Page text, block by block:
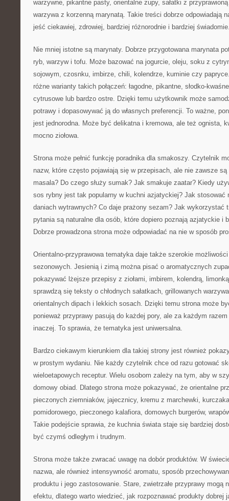
warzywne, pikantne pasty, orientalne zupy, sałatki z
warzywa z korzenną marynatą. Takie treści dobrze odpowiadają
jeść ciekawiej, zdrowiej, bardziej różnorodnie i bardziej
Nie mniej istotne są marynaty. Dobrze przygotowana marynata
ryb, warzyw i tofu. Może bazować na jogurcie, oleju, soku z
sojowym, czosnku, imbirze, chili, kolendrze, kuminie czy
różne warianty takich połączeń: łagodne, pikantne, słodko-
cytrusowe lub bardzo ostre. Dzięki temu użytkownik może
potrawy i dopasowywać ją do własnych preferencji. To ważne,
jest jednorodna. Może być delikatna i kremowa, ale też ognista,
mocno ziołowa.
Strona może pełnić funkcję poradnika dla smakoszy. Czytelnik
nazw, które często pojawiają się w przepisach, ale nie zawsze
masala? Do czego służy sumak? Jak smakuje zaatar? Kiedy
sos rybny jest tak popularny w kuchni azjatyckiej? Jak stosować
daniach wytrawnych? Co daje prażony sezam? Jak wykorzystać
pytania są naturalne dla osób, które dopiero poznają azjatyckie i
Dobrze prowadzona strona może odpowiadać na nie w sposób
Orientalno-przyprawowa tematyka daje także szerokie
sezonowych. Jesienią i zimą można pisać o aromatycznych
pokazywać lżejsze przepisy z ziołami, imbirem, kolendrą,
sprawdzą się teksty o chłodnych sałatkach, grillowanych
orientalnych dipach i lekkich sosach. Dzięki temu strona może
ponieważ przyprawy pasują do każdej pory, ale za każdym
inaczej. To sprawia, że tematyka jest uniwersalna.
Bardzo ciekawym kierunkiem dla takiej strony jest również
w prostym wydaniu. Nie każdy czytelnik chce od razu gotować
wieloetapowych receptur. Wielu osobom zależy na tym, aby w
domowy obiad. Dlatego strona może pokazywać, że orientalne
pieczonych ziemniaków, jajecznicy, kremu z marchewki,
pomidorowego, pieczonego kalafiora, domowych burgerów,
Takie podejście sprawia, że kuchnia świata staje się bardziej
być czymś odległym i trudnym.
Strona może także zwracać uwagę na dobór produktów. W
nazwa, ale również intensywność aromatu, sposób
produktu i jego zastosowanie. Stare, zwietrzałe przyprawy mogą
efektu, dlatego warto wiedzieć, jak rozpoznawać produkty dobrej